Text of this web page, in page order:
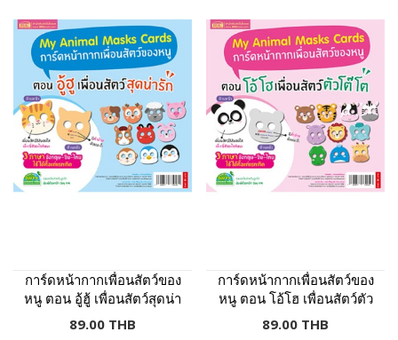
การ์ดหน้ากากเพื่อนสัตว์ของ
หนู ตอน อู้ฮู้ เพื่อนสัตว์สุดน่า
รัก
89.00 THB
การ์ดหน้ากากเพื่อนสัตว์ของ
หนู ตอน โอ้โฮ เพื่อนสัตว์ตัว
โต๊โต
89.00 THB